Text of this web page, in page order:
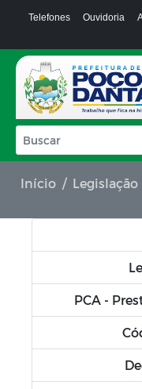
Telefones Ouvidoria
Início Legislação
PCA -